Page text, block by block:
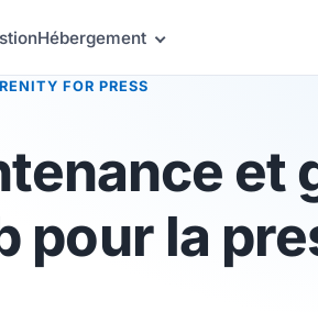
Hébergement
FOR PRESS
et
pour la